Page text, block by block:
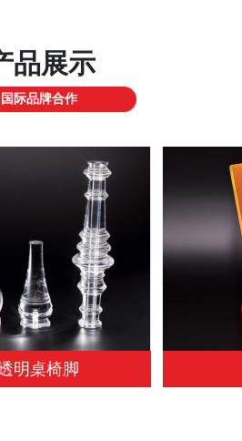
品展示
际品牌合作
明桌椅脚